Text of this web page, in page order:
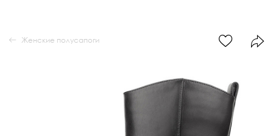
Женские полусапоги